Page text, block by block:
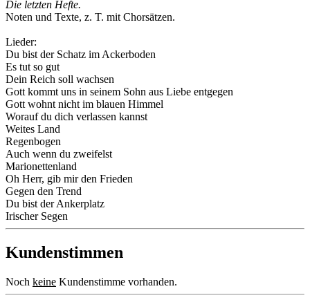
Die letzten Hefte.
Noten und Texte, z. T. mit Chorsätzen.
Lieder:
Du bist der Schatz im Ackerboden
Es tut so gut
Dein Reich soll wachsen
Gott kommt uns in seinem Sohn aus Liebe entgegen
Gott wohnt nicht im blauen Himmel
Worauf du dich verlassen kannst
Weites Land
Regenbogen
Auch wenn du zweifelst
Marionettenland
Oh Herr, gib mir den Frieden
Gegen den Trend
Du bist der Ankerplatz
Irischer Segen
Kundenstimmen
Noch keine Kundenstimme vorhanden.